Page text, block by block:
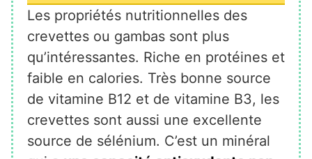
Les propriétés nutritionnelles des
crevettes ou gambas sont plus
qu’intéressantes. Riche en protéines et
faible en calories. Très bonne source
de vitamine B12 et de vitamine B3, les
crevettes sont aussi une excellente
source de sélénium. C’est un minéral